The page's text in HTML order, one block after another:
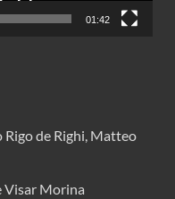
01:42
Rigo de Righi, Matteo
Visar Morina